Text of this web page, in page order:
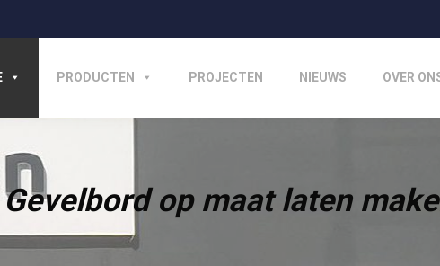
PRODUCTEN PROJECTEN NIEUWS OVER
Gevelbord op maat laten